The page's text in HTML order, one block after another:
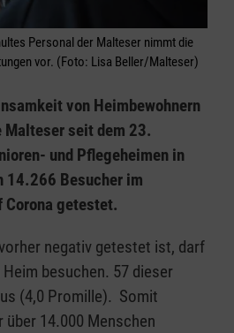
Personal der Malteser nimmt die
vor. (Foto: Lisa Beller/Malteser)
von Heimbewohnern
Malteser seit dem 23.
und Pflegeheimen in
14.266 Besucher im
Corona getestet.
negativ getestet ist, darf
besuchen. 57 dieser
(4,0 Promille). Somit
14.000 Menschen